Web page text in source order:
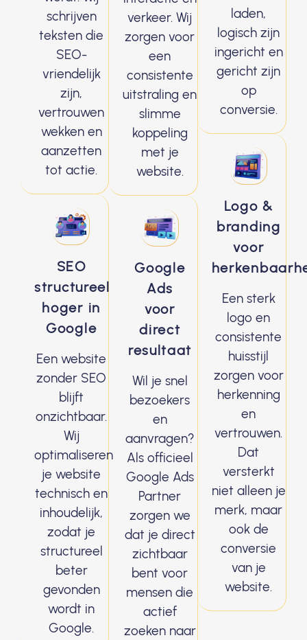
schrijven
teksten die
SEO-
vriendelijk
zijn,
vertrouwen
wekken en
aanzetten
tot actie.
SEO
structureel
hoger in
Google
Een website
zonder SEO
blijft
onzichtbaar.
Wij
optimaliseren
je website
technisch en
inhoudelijk,
zodat je
structureel
beter
gevonden
wordt in
Google.
verkeer. Wij
zorgen voor
een
consistente
uitstraling en
slimme
koppeling
met je
website.
Google
Ads
voor
direct
resultaat
Wil je snel
bezoekers
en
aanvragen?
Als officieel
Google Ads
Partner
zorgen we
dat je direct
zichtbaar
bent voor
mensen die
actief
zoeken naar
laden,
logisch zijn
ingericht en
gericht zijn
op
conversie.
Logo &
branding
voor
Een sterk
logo en
consistente
huisstijl
zorgen voor
herkenning
en
vertrouwen.
Dat
versterkt
niet alleen je
merk, maar
ook de
conversie
van je
website.